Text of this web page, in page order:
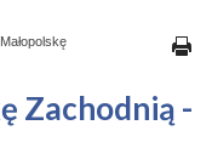
Zachodnią -